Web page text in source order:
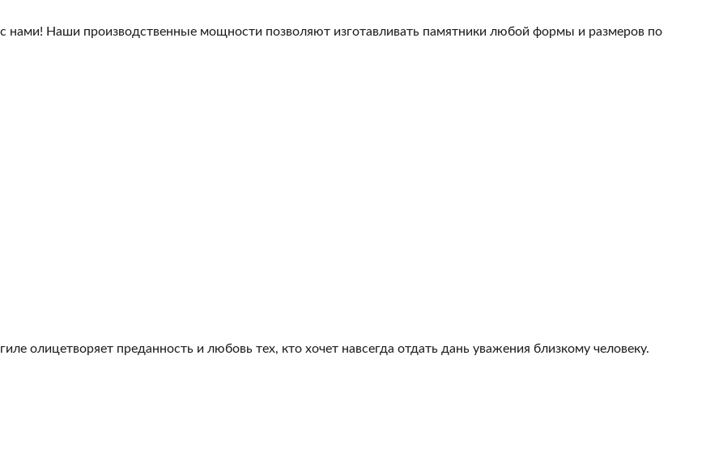
Наши производственные мощности позволяют изготавливать памятники любой формы и размеров по
олицетворяет преданность и любовь тех, кто хочет навсегда отдать дань уважения близкому человеку.